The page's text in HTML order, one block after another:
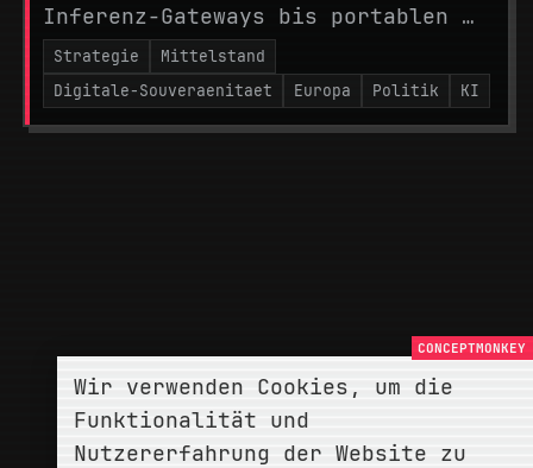
Inferenz-Gateways bis portablen …
Strategie
Mittelstand
Digitale-Souveraenitaet
Europa Politik KI
Wir verwenden Cookies, um die
Funktionalität und
Nutzererfahrung der Website zu